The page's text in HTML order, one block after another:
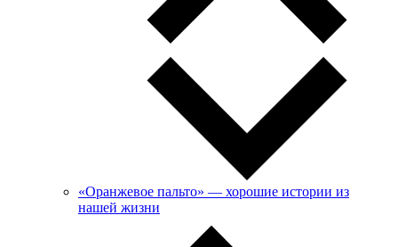
«Оранжевое пальто» — хорошие истории из
нашей жизни